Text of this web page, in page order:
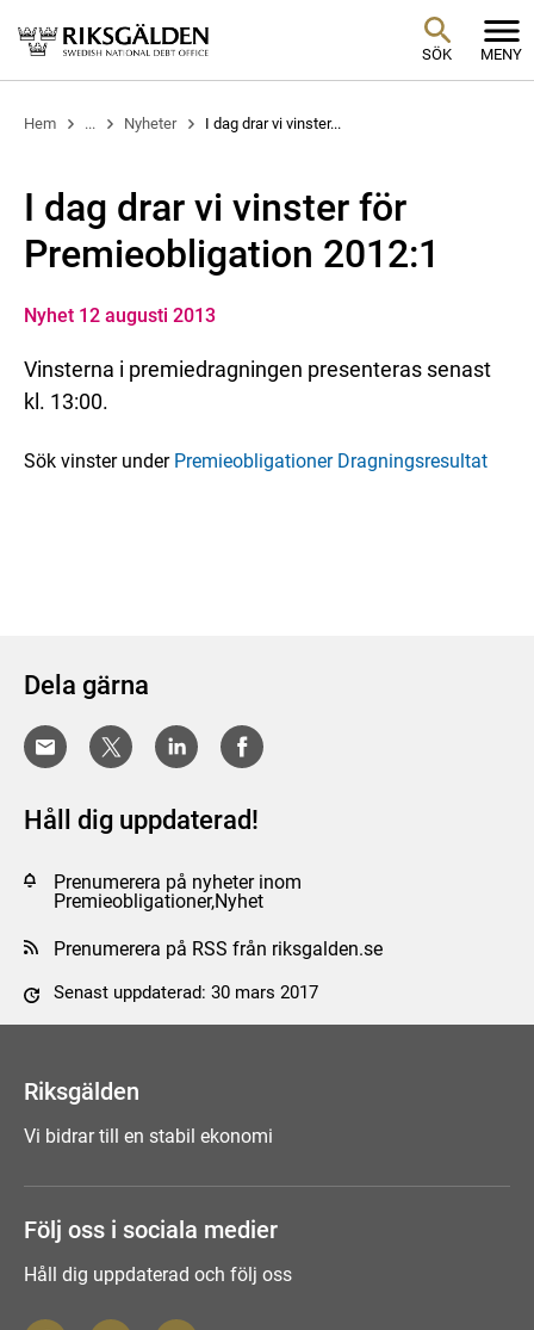
SÖK MENY
Hem ... Nyheter I dag drar vi vinster...
I dag drar vi vinster för
Premieobligation 2012:1
Nyhet 12 augusti 2013
Vinsterna i premiedragningen presenteras senast
kl. 13:00.
Sök vinster under Premieobligationer Dragningsresultat
Dela gärna
Håll dig uppdaterad!
Prenumerera på nyheter inom
Premieobligationer,Nyhet
Prenumerera på RSS från riksgalden.se
Senast uppdaterad: 30 mars 2017
Riksgälden
Vi bidrar till en stabil ekonomi
Följ oss i sociala medier
Håll dig uppdaterad och följ oss